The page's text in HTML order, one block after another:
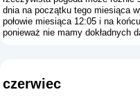
dnia na początku tego miesiąca
połowie miesiąca 12:05 i na
ponieważ nie mamy dokładnych
czerwiec